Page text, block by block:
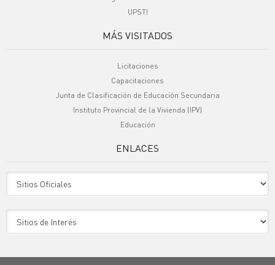
UPSTI
MÁS VISITADOS
Licitaciones
Capacitaciones
Junta de Clasificación de Educación Secundaria
Instituto Provincial de la Vivienda (IPV)
Educación
ENLACES